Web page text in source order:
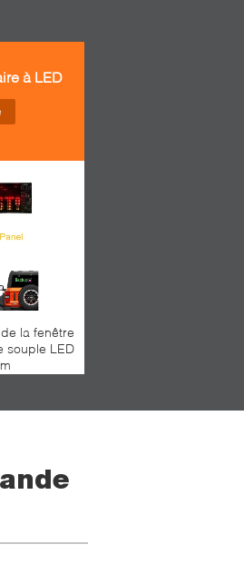
à LED
la fenêtre
souple LED